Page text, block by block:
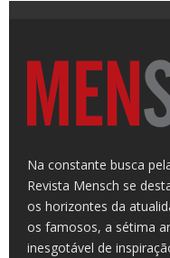
Na constante busca
Revista Mensch se
os horizontes da
os famosos, a sétima
inesgotável de